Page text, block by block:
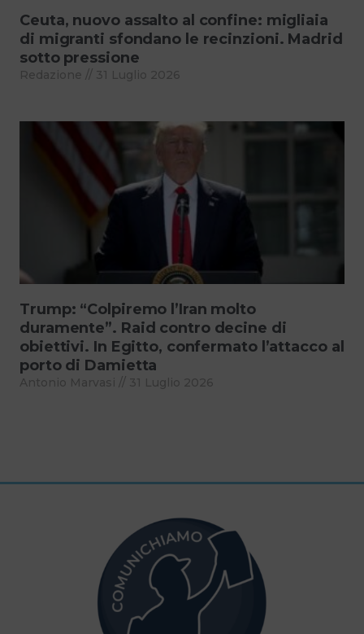
Ceuta, nuovo assalto al confine: migliaia
di migranti sfondano le recinzioni. Madrid
sotto pressione
Redazione 31 Luglio 2026
Trump: “Colpiremo l’Iran molto
duramente”. Raid contro decine di
obiettivi. In Egitto, confermato l’attacco al
porto di Damietta
Antonio Marvasi 31 Luglio 2026